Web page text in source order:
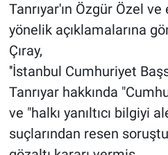
Tanrıyar'ın Özgür Özel
yönelik açıklamalarına
Çıray,
''İstanbul Cumhuriyet
Tanrıyar hakkında
ve "halkı yanıltıcı bilgiyi
suçlarından resen